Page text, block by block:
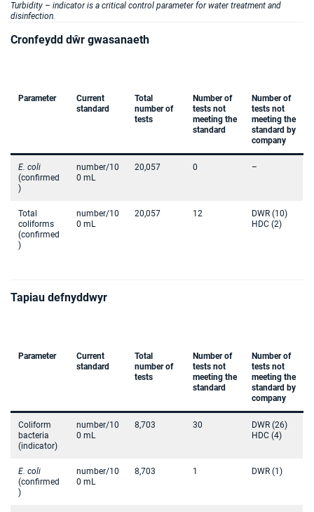
Turbidity – indicator is a critical control parameter for water treatment and
disinfection.
Cronfeydd dŵr gwasanaeth
Parameter
Current
standard
Total
number of
tests
Number of
tests not
meeting the
standard
Number of
tests not
meeting the
standard by
company
E. coli
(confirmed
)
number/10
0 mL
20,057 0 –
Total
coliforms
(confirmed
)
number/10
0 mL
20,057 12
DWR (10)
HDC (2)
Tapiau defnyddwyr
Parameter
Current
standard
Total
number of
tests
Number of
tests not
meeting the
standard
Number of
tests not
meeting the
standard by
company
Coliform
bacteria
(indicator)
number/10
0 mL
8,703 30
DWR (26)
HDC (4)
E. coli
(confirmed
)
number/10
0 mL
8,703 1 DWR (1)